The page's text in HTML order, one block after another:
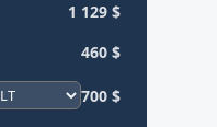
1 129 $
460 $
700 $